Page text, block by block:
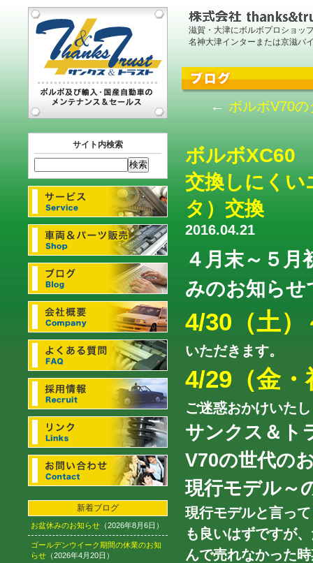
滋賀・大津にボルボプロショッ
名神大津インターまたは京滋バ
サイト内検索
新着ブログ
お盆休みのお知らせ （2026年8月6日）
ゴールデンウイーク期間の休業のお知
らせ （2026年4月20日）
← ボルボV70
ボルボXC60
交換しにくい
タ）交換
2016.04.21
４月末～５
みのお知らせ
4/30（土
いただきます。
4/29（金
ご迷惑おかけいた
サンクス＆ト
V70の世代の
現行モデル～
現行モデルと言っ
も良いはずですが
んで売れなかった